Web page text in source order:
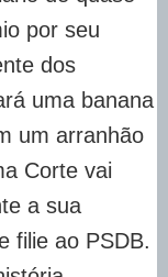
por seu
dos
uma banana
um arranhão
Corte vai
a sua
filie ao PSDB.